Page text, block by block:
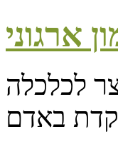
ארגוני
לכלכלה